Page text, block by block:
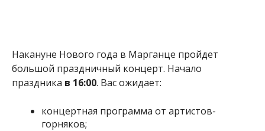
Накануне Нового года в Марганце пройдет
большой праздничный концерт. Начало
праздника в 16:00. Вас ожидает:
концертная программа от артистов-
горняков;